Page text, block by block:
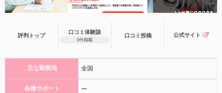
評判トップ
口コミ体験談
0件掲載
口コミ 投稿 公式サイト
主な勤務地 全国
各種サポート ー